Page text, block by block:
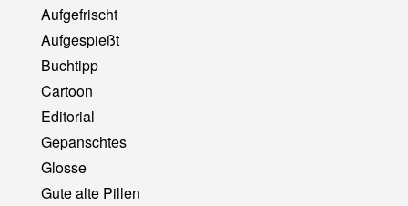
Aufgefrischt
Aufgespießt
Buchtipp
Cartoon
Editorial
Gepanschtes
Glosse
Gute alte Pillen